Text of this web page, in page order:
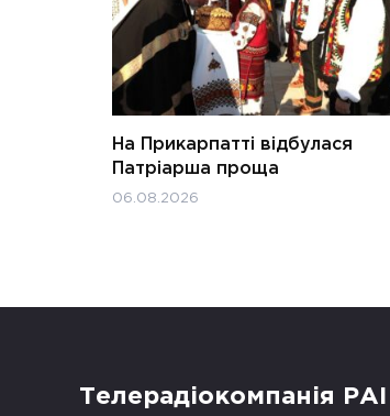
На Прикарпатті відбулася
Патріарша проща
06.08.2026
Телерадіокомпанія РАІ